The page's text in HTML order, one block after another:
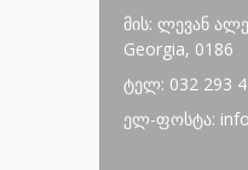
მის: ლევან
Georgia, 0186
ტელ: 032 293
ელ-ფოსტა: